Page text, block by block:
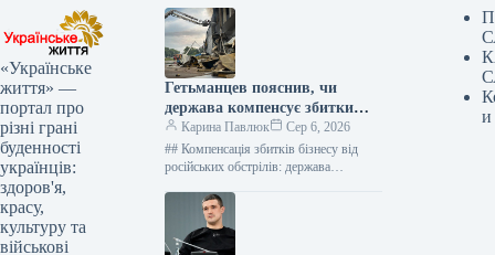
«Українське
життя» —
портал про
різні грані
буденності
українців:
здоров'я,
красу,
культуру та
військові
Гетьманцев пояснив, чи
держава компенсує збитки
бізнесам від ударів РФ
Карина Павлюк
Сер 6, 2026
## Компенсація збитків бізнесу від
російських обстрілів: держава
не має фінансових ресурсів для
прямого відшкодування…
и